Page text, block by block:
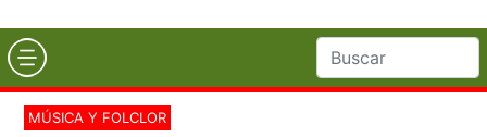
MÚSICA Y FOLCLOR